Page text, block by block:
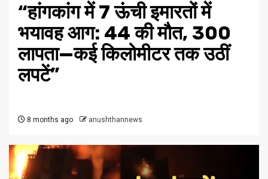
“हांगकांग में 7 ऊंची इमारतों में
भयावह आग: 44 की मौत, 300
लापता—कई किलोमीटर तक उठीं
लपटें”
8 months ago anushthannews